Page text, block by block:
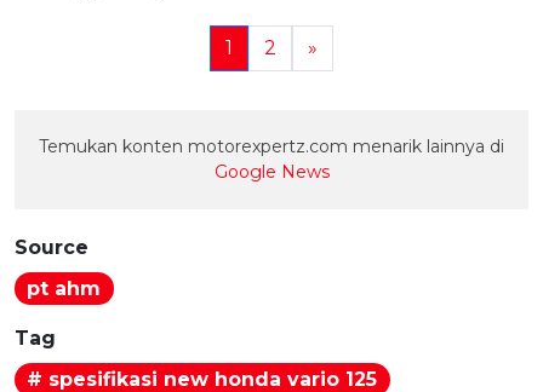
1 2 »
Temukan konten motorexpertz.com menarik lainnya di
Google News
Source
pt ahm
Tag
# spesifikasi new honda vario 125